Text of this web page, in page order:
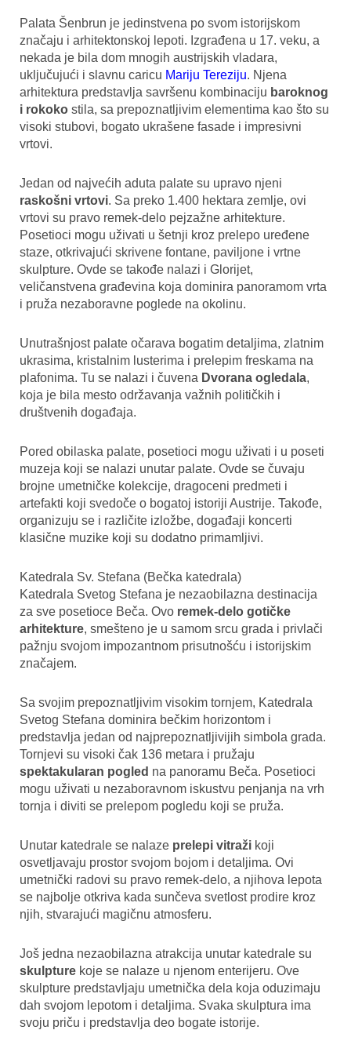
Palata Šenbrun je jedinstvena po svom istorijskom
značaju i arhitektonskoj lepoti. Izgrađena u 17. veku, a
nekada je bila dom mnogih austrijskih vladara,
uključujući i slavnu caricu Mariju Tereziju. Njena
arhitektura predstavlja savršenu kombinaciju baroknog
i rokoko stila, sa prepoznatljivim elementima kao što su
visoki stubovi, bogato ukrašene fasade i impresivni
vrtovi.
Jedan od najvećih aduta palate su upravo njeni
raskošni vrtovi. Sa preko 1.400 hektara zemlje, ovi
vrtovi su pravo remek-delo pejzažne arhitekture.
Posetioci mogu uživati u šetnji kroz prelepo uređene
staze, otkrivajući skrivene fontane, paviljone i vrtne
skulpture. Ovde se takođe nalazi i Glorijet,
veličanstvena građevina koja dominira panoramom vrta
i pruža nezaboravne poglede na okolinu.
Unutrašnjost palate očarava bogatim detaljima, zlatnim
ukrasima, kristalnim lusterima i prelepim freskama na
plafonima. Tu se nalazi i čuvena Dvorana ogledala,
koja je bila mesto održavanja važnih političkih i
društvenih događaja.
Pored obilaska palate, posetioci mogu uživati i u poseti
muzeja koji se nalazi unutar palate. Ovde se čuvaju
brojne umetničke kolekcije, dragoceni predmeti i
artefakti koji svedoče o bogatoj istoriji Austrije. Takođe,
organizuju se i različite izložbe, događaji koncerti
klasične muzike koji su dodatno primamljivi.
Katedrala Sv. Stefana (Bečka katedrala)
Katedrala Svetog Stefana je nezaobilazna destinacija
za sve posetioce Beča. Ovo remek-delo gotičke
arhitekture, smešteno je u samom srcu grada i privlači
pažnju svojom impozantnom prisutnošću i istorijskim
značajem.
Sa svojim prepoznatljivim visokim tornjem, Katedrala
Svetog Stefana dominira bečkim horizontom i
predstavlja jedan od najprepoznatljivijih simbola grada.
Tornjevi su visoki čak 136 metara i pružaju
spektakularan pogled na panoramu Beča. Posetioci
mogu uživati u nezaboravnom iskustvu penjanja na vrh
tornja i diviti se prelepom pogledu koji se pruža.
Unutar katedrale se nalaze prelepi vitraži koji
osvetljavaju prostor svojom bojom i detaljima. Ovi
umetnički radovi su pravo remek-delo, a njihova lepota
se najbolje otkriva kada sunčeva svetlost prodire kroz
njih, stvarajući magičnu atmosferu.
Još jedna nezaobilazna atrakcija unutar katedrale su
skulpture koje se nalaze u njenom enterijeru. Ove
skulpture predstavljaju umetnička dela koja oduzimaju
dah svojom lepotom i detaljima. Svaka skulptura ima
svoju priču i predstavlja deo bogate istorije.